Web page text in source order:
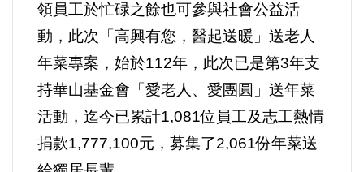
考試/監察
國安/國防/外交
自然/地理/景觀/地球
領員工於忙碌之餘也可參與社會公益活
動，此次「高興有您，醫起送暖」送老人
年菜專案，始於112年，此次已是第3年支
持華山基金會「愛老人、愛團圓」送年菜
活動，迄今已累計1,081位員工及志工熱情
捐款1,777,100元，募集了2,061份年菜送